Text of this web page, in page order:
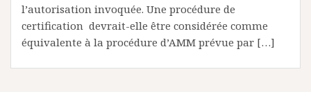
l’autorisation invoquée. Une procédure de
certification devrait-elle être considérée comme
équivalente à la procédure d’AMM prévue par […]